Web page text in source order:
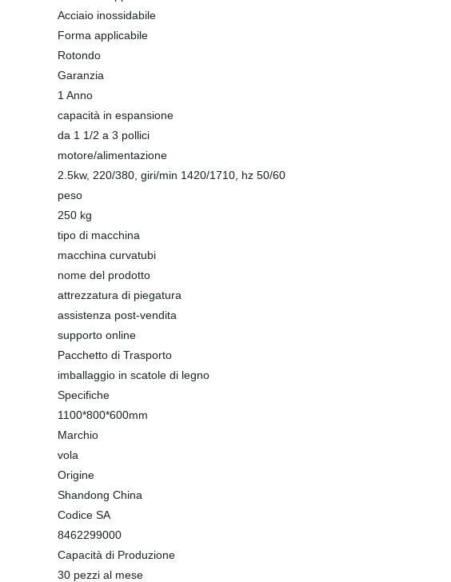
Acciaio inossidabile
Forma applicabile
Rotondo
Garanzia
1 Anno
capacità in espansione
da 1 1/2 a 3 pollici
motore/alimentazione
2.5kw, 220/380, giri/min 1420/1710, hz 50/60
peso
250 kg
tipo di macchina
macchina curvatubi
nome del prodotto
attrezzatura di piegatura
assistenza post-vendita
supporto online
Pacchetto di Trasporto
imballaggio in scatole di legno
Specifiche
1100*800*600mm
Marchio
vola
Origine
Shandong China
Codice SA
8462299000
Capacità di Produzione
30 pezzi al mese